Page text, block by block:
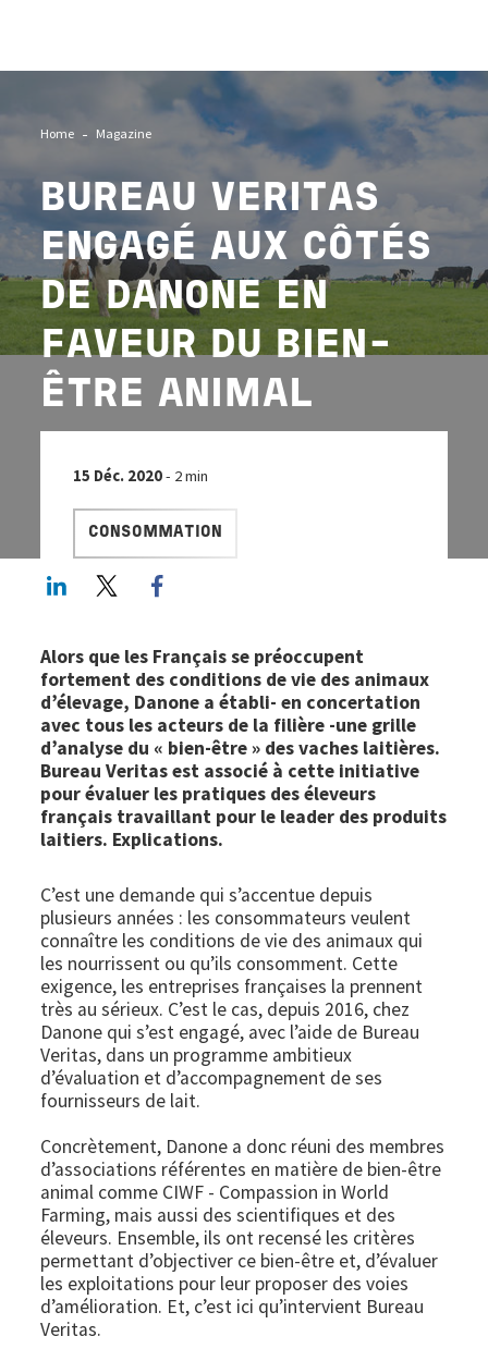
Home Magazine
BUREAU VERITAS
ENGAGÉ AUX CÔTÉS
DE DANONE EN
FAVEUR DU BIEN-
ÊTRE ANIMAL
15 Déc. 2020- 2 min
CONSOMMATION
LinkedInTwitter
Alors que les Français se préoccupent
fortement des conditions de vie des animaux
d’élevage, Danone a établi- en concertation
avec tous les acteurs de la filière -une grille
d’analyse du « bien-être » des vaches laitières.
Bureau Veritas est associé à cette initiative
pour évaluer les pratiques des éleveurs
français travaillant pour le leader des produits
laitiers. Explications.
C’est une demande qui s’accentue depuis
plusieurs années : les consommateurs veulent
connaître les conditions de vie des animaux qui
les nourrissent ou qu’ils consomment. Cette
exigence, les entreprises françaises la prennent
très au sérieux. C’est le cas, depuis 2016, chez
Danone qui s’est engagé, avec l’aide de Bureau
Veritas, dans un programme ambitieux
d’évaluation et d’accompagnement de ses
fournisseurs de lait.
Concrètement, Danone a donc réuni des membres
d’associations référentes en matière de bien-être
animal comme CIWF - Compassion in World
Farming, mais aussi des scientifiques et des
éleveurs. Ensemble, ils ont recensé les critères
permettant d’objectiver ce bien-être et, d’évaluer
les exploitations pour leur proposer des voies
d’amélioration. Et, c’est ici qu’intervient Bureau
Veritas.